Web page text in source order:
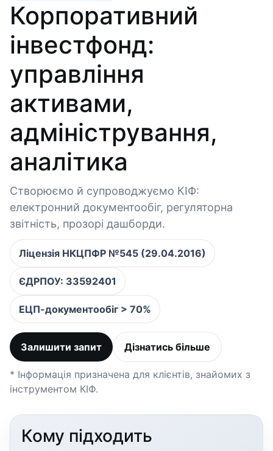
Корпоративний
інвестфонд:
управління
активами,
адміністрування,
аналітика
Створюємо й супроводжуємо КІФ:
електронний документообіг, регуляторна
звітність, прозорі дашборди.
Ліцензія НКЦПФР №545 (29.04.2016)
ЄДРПОУ: 33592401
ЕЦП-документообіг > 70%
Залишити запит Дізнатись більше
* Інформація призначена для клієнтів, знайомих з
інструментом КІФ.
Кому підходить